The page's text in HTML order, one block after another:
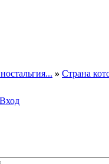
» Страна
Вход